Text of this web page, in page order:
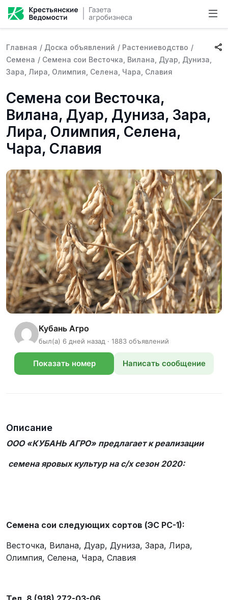
Главная / Доска объявлений / Растениеводство /
Семена / Семена сои Весточка, Вилана, Дуар, Дуниза,
Зара, Лира, Олимпия, Селена, Чара, Славия
Семена сои Весточка,
Вилана, Дуар, Дуниза, Зара,
Лира, Олимпия, Селена,
Чара, Славия
Кубань Агро
был(а) 6 дней назад · 1883 объявлений
Показать номер Написать сообщение
Описание
ООО «КУБАНЬ АГРО» предлагает к реализации
семена яровых культур на c/х сезон 2020:
Семена сои следующих сортов (ЭС РС-1):
Весточка, Вилана, Дуар, Дуниза, Зара, Лира,
Олимпия, Селена, Чара, Славия